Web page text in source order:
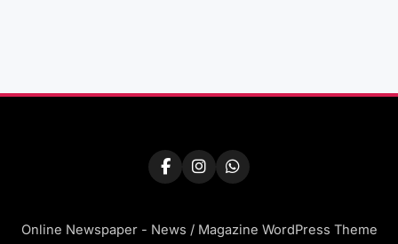
Online Newspaper - News / Magazine WordPress Theme